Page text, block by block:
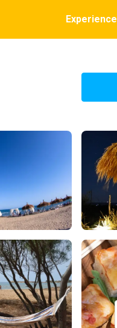
Experience